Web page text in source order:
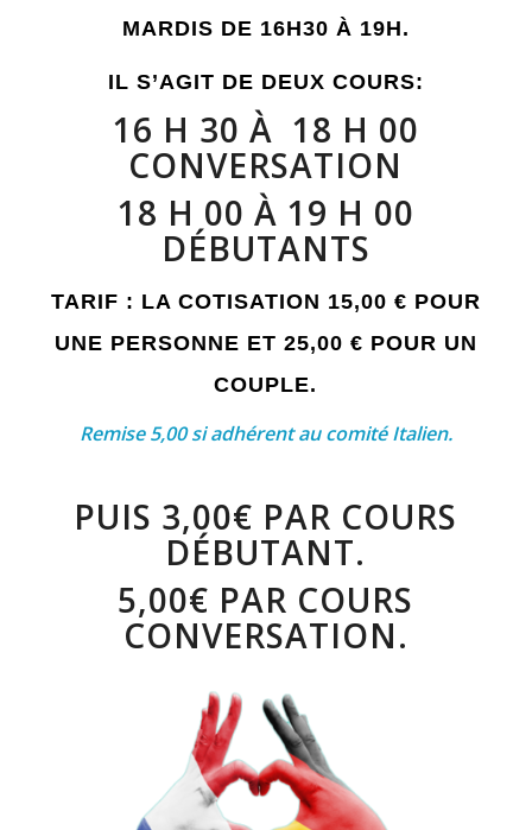
MARDIS DE 16H30 À 19H.
IL S’AGIT DE DEUX COURS:
16 H 30 À 18 H 00
CONVERSATION
18 H 00 À 19 H 00
DÉBUTANTS
TARIF : LA COTISATION 15,00 € POUR
UNE PERSONNE ET 25,00 € POUR UN
COUPLE.
Remise 5,00 si adhérent au comité Italien.
PUIS 3,00€ PAR COURS
DÉBUTANT.
5,00€ PAR COURS
CONVERSATION.